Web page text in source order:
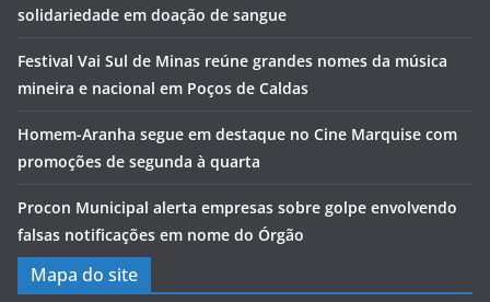
solidariedade em doação de sangue
Festival Vai Sul de Minas reúne grandes nomes da música
mineira e nacional em Poços de Caldas
Homem-Aranha segue em destaque no Cine Marquise com
promoções de segunda à quarta
Procon Municipal alerta empresas sobre golpe envolvendo
falsas notificações em nome do Órgão
Mapa do site